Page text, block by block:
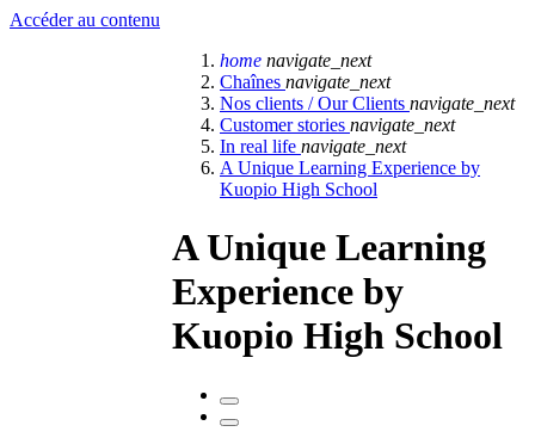
Accéder au contenu
home navigate_next
Chaînes navigate_next
Nos clients / Our Clients navigate_next
Customer stories navigate_next
In real life navigate_next
A Unique Learning Experience by
Kuopio High School
A Unique Learning
Experience by
Kuopio High School